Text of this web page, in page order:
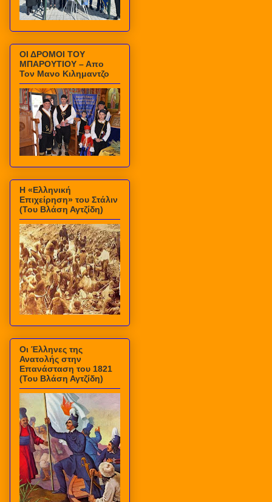
ΟΙ ΔΡΟΜΟΙ ΤΟΥ
ΜΠΑΡΟΥΤΙΟΥ – Απο
Τον Μανο Κιλημαντζο
Η «Ελληνική
Επιχείρηση» του Στάλιν
(Του Βλάση Αγτζίδη)
Οι Έλληνες της
Ανατολής στην
Επανάσταση του 1821
(Του Βλάση Αγτζίδη)